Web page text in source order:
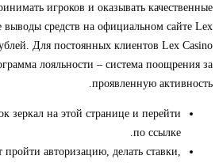
игроков и оказывать качественные
выводы средств на официальном сайте Lex
Для постоянных клиентов Lex Casino
лояльности – система поощрения за
проявленную активность.
зеркал на этой странице и перейти
по ссылке.
авторизацию, делать ставки,